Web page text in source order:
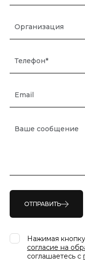
Организация
Телефон*
Email
Ваше сообщение
ОТПРАВИТЬ
Нажимая
согласие на
соглашаетесь с